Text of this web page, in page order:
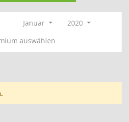
Januar
2020
auswählen